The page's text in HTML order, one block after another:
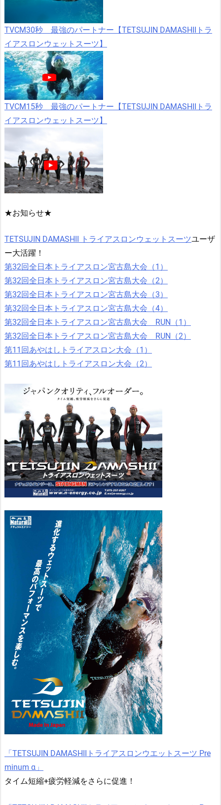
TVCM30秒 最強のパートナー【TETSUJIN DAMASHIIトラ
イアスロンウェットスーツ】
TVCM15秒 最強のパートナー【TETSUJIN DAMASHIIトラ
イアスロンウェットスーツ】
★お知らせ★
TETSUJIN DAMASHII トライアスロンウェットスーツユーザ
ー大活躍！
第32回全日本トライアスロン宮古島大会（1）
第32回全日本トライアスロン宮古島大会（2）
第32回全日本トライアスロン宮古島大会（3）
第32回全日本トライアスロン宮古島大会（4）
第32回全日本トライアスロン宮古島大会 RUN（1）
第32回全日本トライアスロン宮古島大会 RUN（2）
第11回あやはしトライアスロン大会（1）
第11回あやはしトライアスロン大会（2）
「TETSUJIN DAMASHIIトライアスロンウエットスーツ Pre
minum α」
タイム短縮+疲労軽減をさらに促進！